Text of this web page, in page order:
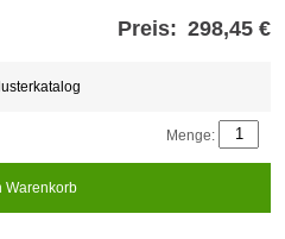
Preis: 298,45 €
Menge:
Warenkorb